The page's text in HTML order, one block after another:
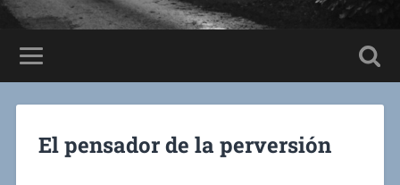
El pensador de la perversión